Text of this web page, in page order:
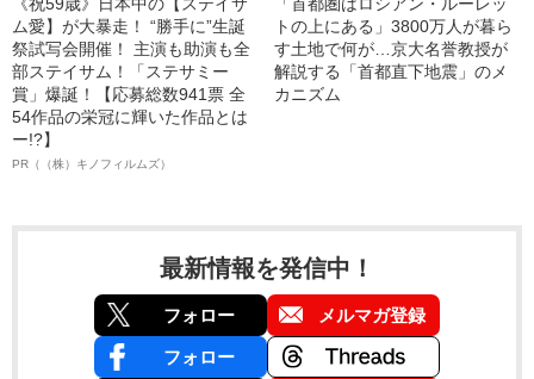
ム愛】が大暴走！ “勝手に”生誕
祭試写会開催！ 主演も助演も全
部ステイサム！「ステサミー
賞」爆誕！【応募総数941票 全
54作品の栄冠に輝いた作品とは
ー!?】
PR（（株）キノフィルムズ）
トの上にある」3800万人が暮ら
す土地で何が…京大名誉教授が
解説する「首都直下地震」のメ
カニズム
最新情報を発信中！
フォロー メルマガ登録
フォロー